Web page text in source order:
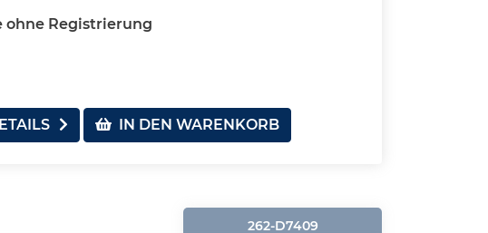
Registrierung
IN DEN WARENKORB
262-D7409